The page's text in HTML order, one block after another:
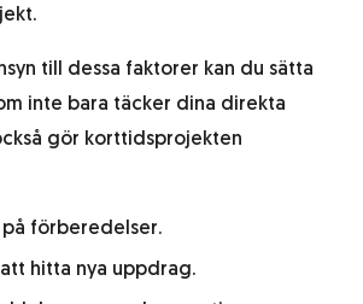
till dessa faktorer kan du sätta
inte bara täcker dina direkta
gör korttidsprojekten
på förberedelser.
hitta nya uppdrag.